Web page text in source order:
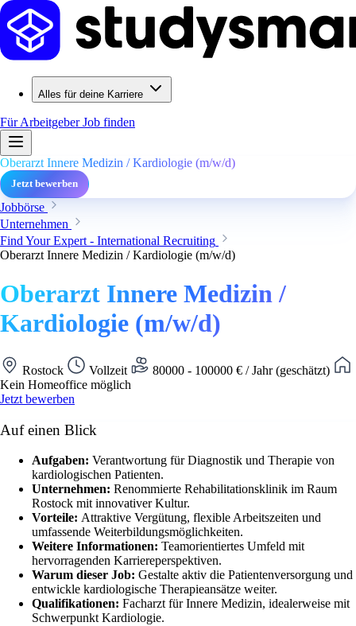
Alles für deine Karriere
Für ArbeitgeberJob finden
Oberarzt Innere Medizin / Kardiologie (m/w/d)
Jetzt bewerben
Jobbörse
Unternehmen
Find Your Expert - International Recruiting
Oberarzt Innere Medizin / Kardiologie (m/w/d)
Oberarzt Innere Medizin /
Kardiologie (m/w/d)
Rostock Vollzeit
80000 - 100000 € / Jahr (geschätzt)
Kein Homeoffice möglich
Jetzt bewerben
Auf einen Blick
Aufgaben: Verantwortung für Diagnostik und Therapie von
kardiologischen Patienten.
Unternehmen: Renommierte Rehabilitationsklinik im Raum
Rostock mit innovativer Kultur.
Vorteile: Attraktive Vergütung, flexible Arbeitszeiten und
umfassende Weiterbildungsmöglichkeiten.
Weitere Informationen: Teamorientiertes Umfeld mit
hervorragenden Karriereperspektiven.
Warum dieser Job: Gestalte aktiv die Patientenversorgung und
entwickle kardiologische Therapieansätze weiter.
Qualifikationen: Facharzt für Innere Medizin, idealerweise mit
Schwerpunkt Kardiologie.